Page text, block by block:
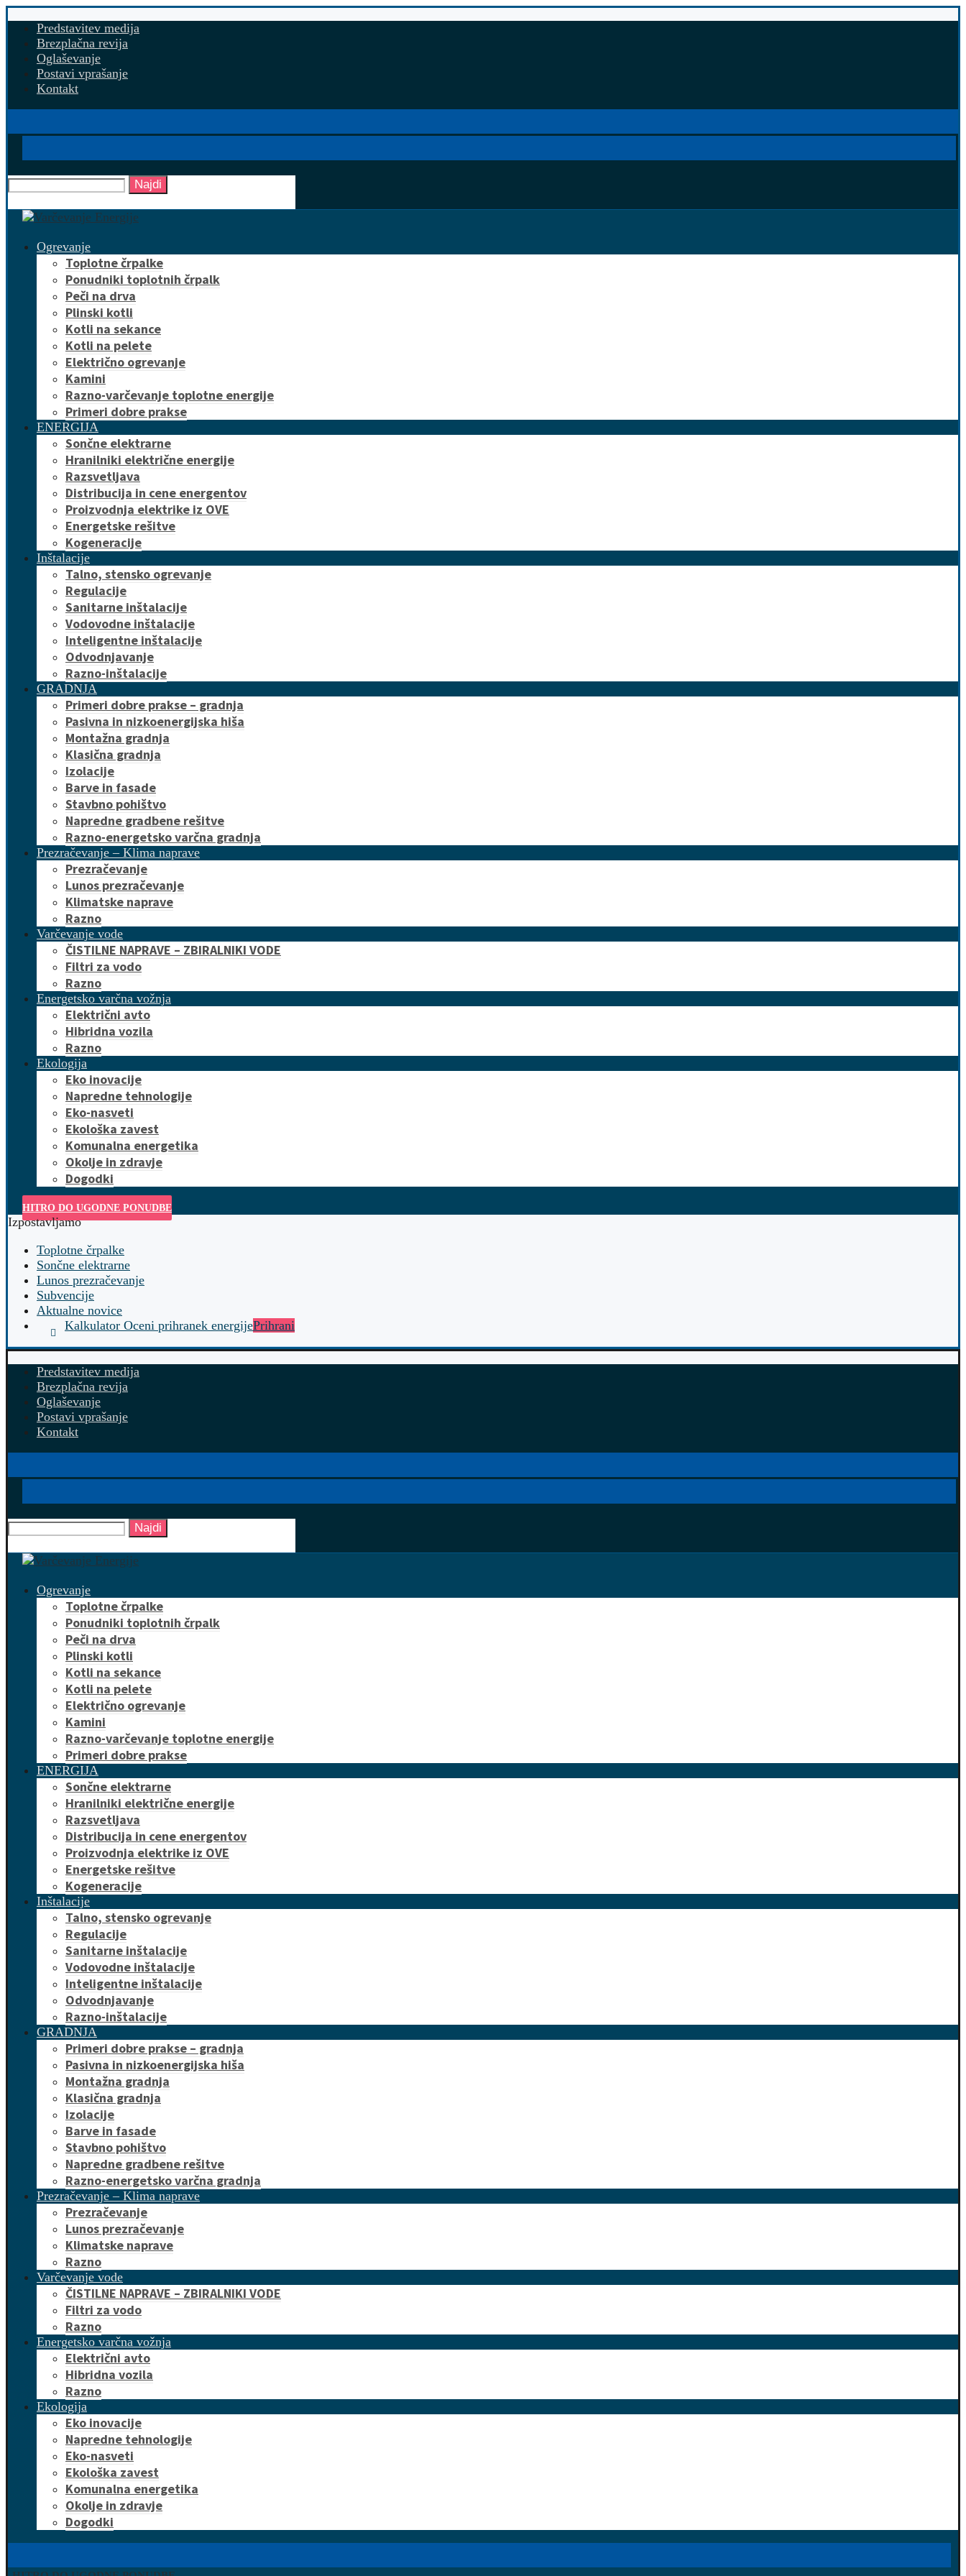
Predstavitev medija
Brezplačna revija
Oglaševanje
Postavi vprašanje
Kontakt
Najdi
Ogrevanje
Toplotne črpalke
Ponudniki toplotnih črpalk
Peči na drva
Plinski kotli
Kotli na sekance
Kotli na pelete
Električno ogrevanje
Kamini
Razno-varčevanje toplotne energije
Primeri dobre prakse
ENERGIJA
Sončne elektrarne
Hranilniki električne energije
Razsvetljava
Distribucija in cene energentov
Proizvodnja elektrike iz OVE
Energetske rešitve
Kogeneracije
Inštalacije
Talno, stensko ogrevanje
Regulacije
Sanitarne inštalacije
Vodovodne inštalacije
Inteligentne inštalacije
Odvodnjavanje
Razno-inštalacije
GRADNJA
Primeri dobre prakse – gradnja
Pasivna in nizkoenergijska hiša
Montažna gradnja
Klasična gradnja
Izolacije
Barve in fasade
Stavbno pohištvo
Napredne gradbene rešitve
Razno-energetsko varčna gradnja
Prezračevanje – Klima naprave
Prezračevanje
Lunos prezračevanje
Klimatske naprave
Razno
Varčevanje vode
ČISTILNE NAPRAVE – ZBIRALNIKI VODE
Filtri za vodo
Razno
Energetsko varčna vožnja
Električni avto
Hibridna vozila
Razno
Ekologija
Eko inovacije
Napredne tehnologije
Eko-nasveti
Ekološka zavest
Komunalna energetika
Okolje in zdravje
Dogodki
HITRO DO UGODNE PONUDBE
Izpostavljamo
Toplotne črpalke
Sončne elektrarne
Lunos prezračevanje
Subvencije
Aktualne novice
Kalkulator Oceni prihranek energijePrihrani
Predstavitev medija
Brezplačna revija
Oglaševanje
Postavi vprašanje
Kontakt
Najdi
Ogrevanje
Toplotne črpalke
Ponudniki toplotnih črpalk
Peči na drva
Plinski kotli
Kotli na sekance
Kotli na pelete
Električno ogrevanje
Kamini
Razno-varčevanje toplotne energije
Primeri dobre prakse
ENERGIJA
Sončne elektrarne
Hranilniki električne energije
Razsvetljava
Distribucija in cene energentov
Proizvodnja elektrike iz OVE
Energetske rešitve
Kogeneracije
Inštalacije
Talno, stensko ogrevanje
Regulacije
Sanitarne inštalacije
Vodovodne inštalacije
Inteligentne inštalacije
Odvodnjavanje
Razno-inštalacije
GRADNJA
Primeri dobre prakse – gradnja
Pasivna in nizkoenergijska hiša
Montažna gradnja
Klasična gradnja
Izolacije
Barve in fasade
Stavbno pohištvo
Napredne gradbene rešitve
Razno-energetsko varčna gradnja
Prezračevanje – Klima naprave
Prezračevanje
Lunos prezračevanje
Klimatske naprave
Razno
Varčevanje vode
ČISTILNE NAPRAVE – ZBIRALNIKI VODE
Filtri za vodo
Razno
Energetsko varčna vožnja
Električni avto
Hibridna vozila
Razno
Ekologija
Eko inovacije
Napredne tehnologije
Eko-nasveti
Ekološka zavest
Komunalna energetika
Okolje in zdravje
Dogodki